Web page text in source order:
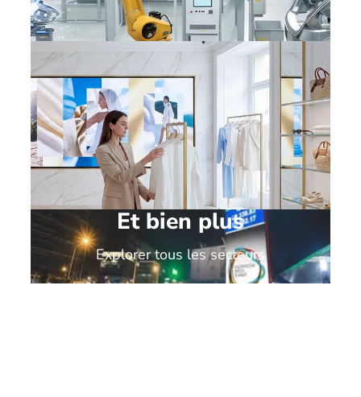
Sites de production et
industriels
Commerce de luxe
Et bien plus
Explorer tous les secteurs